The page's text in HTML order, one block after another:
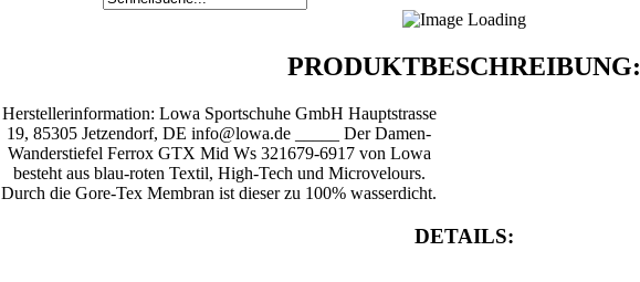
PRODUKTBESCHREIBUNG:
Herstellerinformation: Lowa Sportschuhe GmbH Hauptstrasse
19, 85305 Jetzendorf, DE info@lowa.de _____ Der Damen-
Wanderstiefel Ferrox GTX Mid Ws 321679-6917 von Lowa
besteht aus blau-roten Textil, High-Tech und Microvelours.
Durch die Gore-Tex Membran ist dieser zu 100% wasserdicht.
DETAILS: